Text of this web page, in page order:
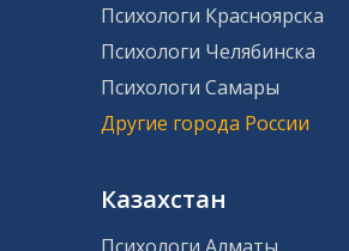
Психологи Красноярска
Психологи Челябинска
Психологи Самары
Другие города России
Казахстан